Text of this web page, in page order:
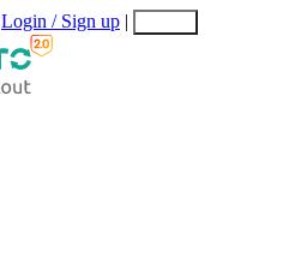
Login / Sign up |